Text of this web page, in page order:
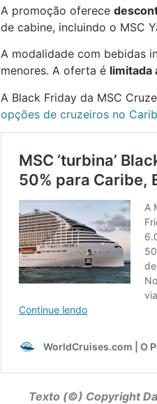
A promoção oferece
de cabine, incluindo o MSC
A modalidade com bebidas
menores. A oferta é limitada
A Black Friday da MSC
opções de cruzeiros no
Texto (©) Copyright